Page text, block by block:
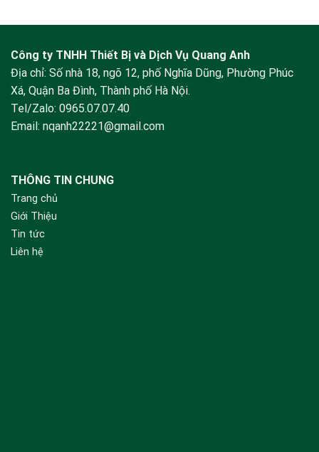
Công ty TNHH Thiết Bị và Dịch Vụ Quang Anh
Địa chỉ: Số nhà 18, ngõ 12, phố Nghĩa Dũng, Phường Phúc
Xá, Quận Ba Đình, Thành phố Hà Nội.
Tel/Zalo: 0965.07.07.40
Email: nqanh22221@gmail.com
THÔNG TIN CHUNG
Trang chủ
Giới Thiệu
Tin tức
Liên hệ